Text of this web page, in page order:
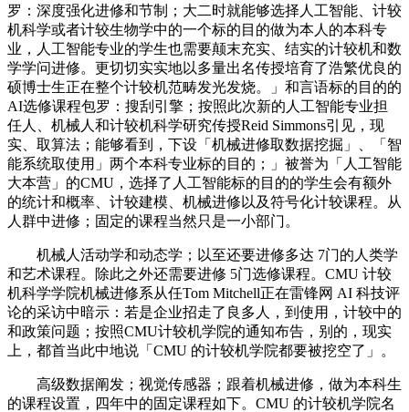
罗：深度强化进修和节制；大二时就能够选择人工智能、计较
机科学或者计较生物学中的一个标的目的做为本人的本科专
业，人工智能专业的学生也需要颠末充实、结实的计较机和数
学学问进修。更切切实实地以多量出名传授培育了浩繁优良的
硕博士生正在整个计较机范畴发光发烧。」和言语标的目的的
AI选修课程包罗：搜刮引擎；按照此次新的人工智能专业担
任人、机械人和计较机科学研究传授Reid Simmons引见，现
实、取算法；能够看到，下设「机械进修取数据挖掘」、「智
能系统取使用」两个本科专业标的目的；」被誉为「人工智能
大本营」的CMU，选择了人工智能标的目的的学生会有额外
的统计和概率、计较建模、机械进修以及符号化计较课程。从
人群中进修；固定的课程当然只是一小部门。
机械人活动学和动态学；以至还要进修多达 7门的人类学
和艺术课程。除此之外还需要进修 5门选修课程。CMU 计较
机科学学院机械进修系从任Tom Mitchell正在雷锋网 AI 科技评
论的采访中暗示：若是企业招走了良多人，到使用，计较中的
和政策问题；按照CMU计较机学院的通知布告，别的，现实
上，都首当此中地说「CMU 的计较机学院都要被挖空了」。
高级数据阐发；视觉传感器；跟着机械进修，做为本科生
的课程设置，四年中的固定课程如下。CMU 的计较机学院名